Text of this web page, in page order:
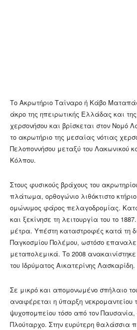
Το Ακρωτήριο Ταίναρο ή Κάβο Ματαπάς
άκρο της ηπειρωτικής Ελλάδας και
χερσονήσου και βρίσκεται στον Νομό
το ακρωτήριο της μεσαίας νότιας
Πελοποννήσου μεταξύ του Λακωνικού
Κόλπου.
Στους φυσικούς βράχους του
πλάτωμα, ορθογώνιο λιθόκτιστο
ομώνυμος φάρος πελαγοδρομίας.
και ξεκίνησε τη λειτουργία του το
μέτρα. Υπέστη καταστροφές κατά τη
Παγκοσμίου Πολέμου, ωστόσο
μεταπολεμικά. Το 2008
του Ιδρύματος Αικατερίνης Λασκαρίδη.
Σε μικρό και απομονωμένο σπήλαιο
αναφέρεται η ύπαρξη νεκρομαντείου
ψυχοπομπείου τόσο από τον
Πλούταρχο. Στην ευρύτερη θαλάσσια